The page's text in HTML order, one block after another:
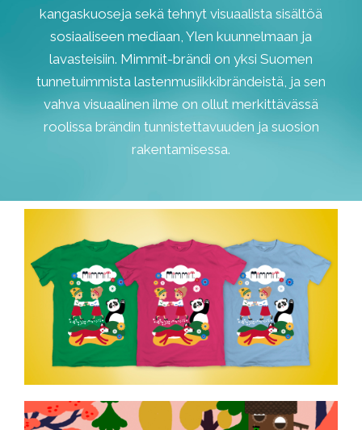
kangaskuoseja sekä tehnyt visuaalista sisältöä
sosiaaliseen mediaan, Ylen kuunnelmaan ja
lavasteisiin. Mimmit-brändi on yksi Suomen
tunnetuimmista lastenmusiikkibrändeistä, ja sen
vahva visuaalinen ilme on ollut merkittävässä
roolissa brändin tunnistettavuuden ja suosion
rakentamisessa.